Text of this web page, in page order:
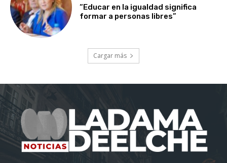
“Educar en la igualdad significa
formar a personas libres”
Cargar más